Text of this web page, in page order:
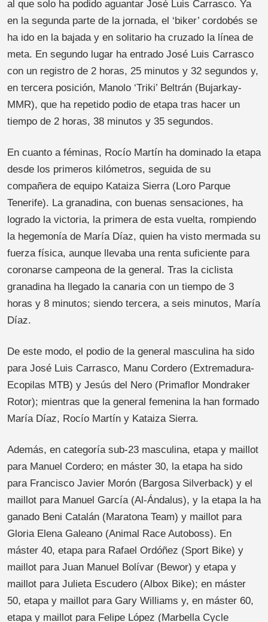
al que solo ha podido aguantar José Luis Carrasco. Ya
en la segunda parte de la jornada, el ‘biker’ cordobés se
ha ido en la bajada y en solitario ha cruzado la línea de
meta. En segundo lugar ha entrado José Luis Carrasco
con un registro de 2 horas, 25 minutos y 32 segundos y,
en tercera posición, Manolo ‘Triki’ Beltrán (Bujarkay-
MMR), que ha repetido podio de etapa tras hacer un
tiempo de 2 horas, 38 minutos y 35 segundos.
En cuanto a féminas, Rocío Martín ha dominado la etapa
desde los primeros kilómetros, seguida de su
compañera de equipo Kataiza Sierra (Loro Parque
Tenerife). La granadina, con buenas sensaciones, ha
logrado la victoria, la primera de esta vuelta, rompiendo
la hegemonía de María Díaz, quien ha visto mermada su
fuerza física, aunque llevaba una renta suficiente para
coronarse campeona de la general. Tras la ciclista
granadina ha llegado la canaria con un tiempo de 3
horas y 8 minutos; siendo tercera, a seis minutos, María
Díaz.
De este modo, el podio de la general masculina ha sido
para José Luis Carrasco, Manu Cordero (Extremadura-
Ecopilas MTB) y Jesús del Nero (Primaflor Mondraker
Rotor); mientras que la general femenina la han formado
María Díaz, Rocío Martín y Kataiza Sierra.
Además, en categoría sub-23 masculina, etapa y maillot
para Manuel Cordero; en máster 30, la etapa ha sido
para Francisco Javier Morón (Bargosa Silverback) y el
maillot para Manuel García (Al-Ándalus), y la etapa la ha
ganado Beni Catalán (Maratona Team) y maillot para
Gloria Elena Galeano (Animal Race Autoboss). En
máster 40, etapa para Rafael Ordóñez (Sport Bike) y
maillot para Juan Manuel Bolívar (Bewor) y etapa y
maillot para Julieta Escudero (Albox Bike); en máster
50, etapa y maillot para Gary Williams y, en máster 60,
etapa y maillot para Felipe López (Marbella Cycle